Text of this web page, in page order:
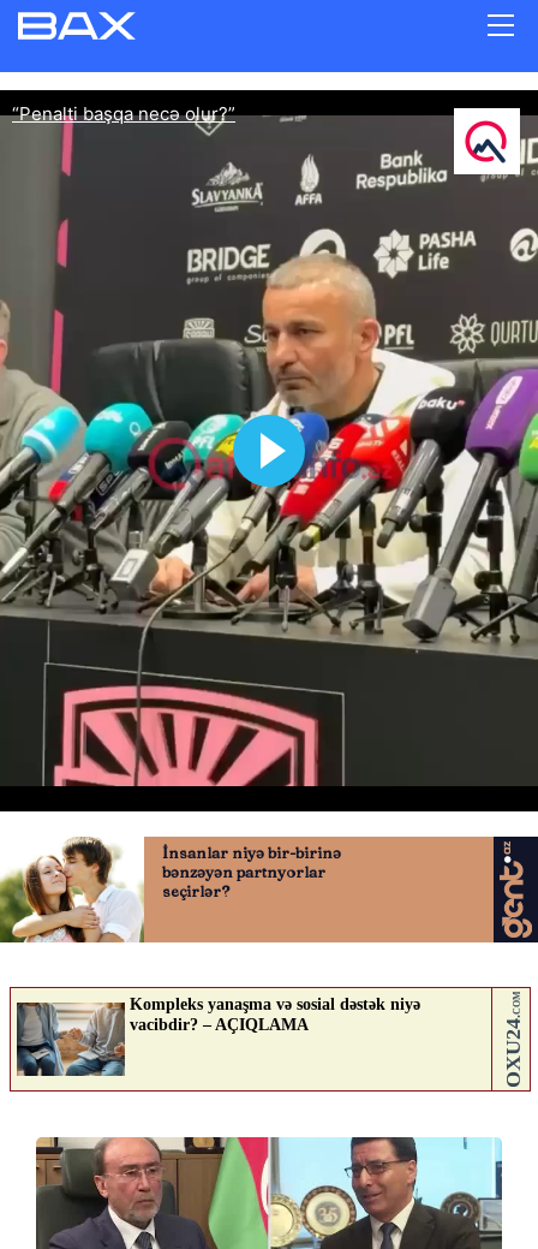
“Penalti başqa necə olur?”
0
QAFQAZINFO.AZ
Nə düşünürsən?